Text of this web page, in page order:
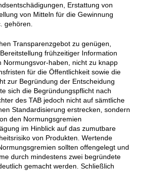
Erstattung von
von Mitteln für die Gewinnung
gehören.
Transparenzgebot zu genügen,
frühzeitiger Information
Normungsvor-haben, nicht zu knapp
für die Öffentlichkeit sowie die
zur Begründung der Entscheidung
sich die Begründungspflicht nach
des TAB jedoch nicht auf sämtliche
Standardisierung erstrecken, sondern
den Normungsgremien
im Hinblick auf das zumutbare
von Produkten. Wertende
sollten offengelegt und
durch mindestens zwei begründete
gemacht werden. Schließlich